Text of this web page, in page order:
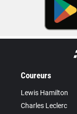
Coureurs
Lewis Hamilton
Charles Leclerc